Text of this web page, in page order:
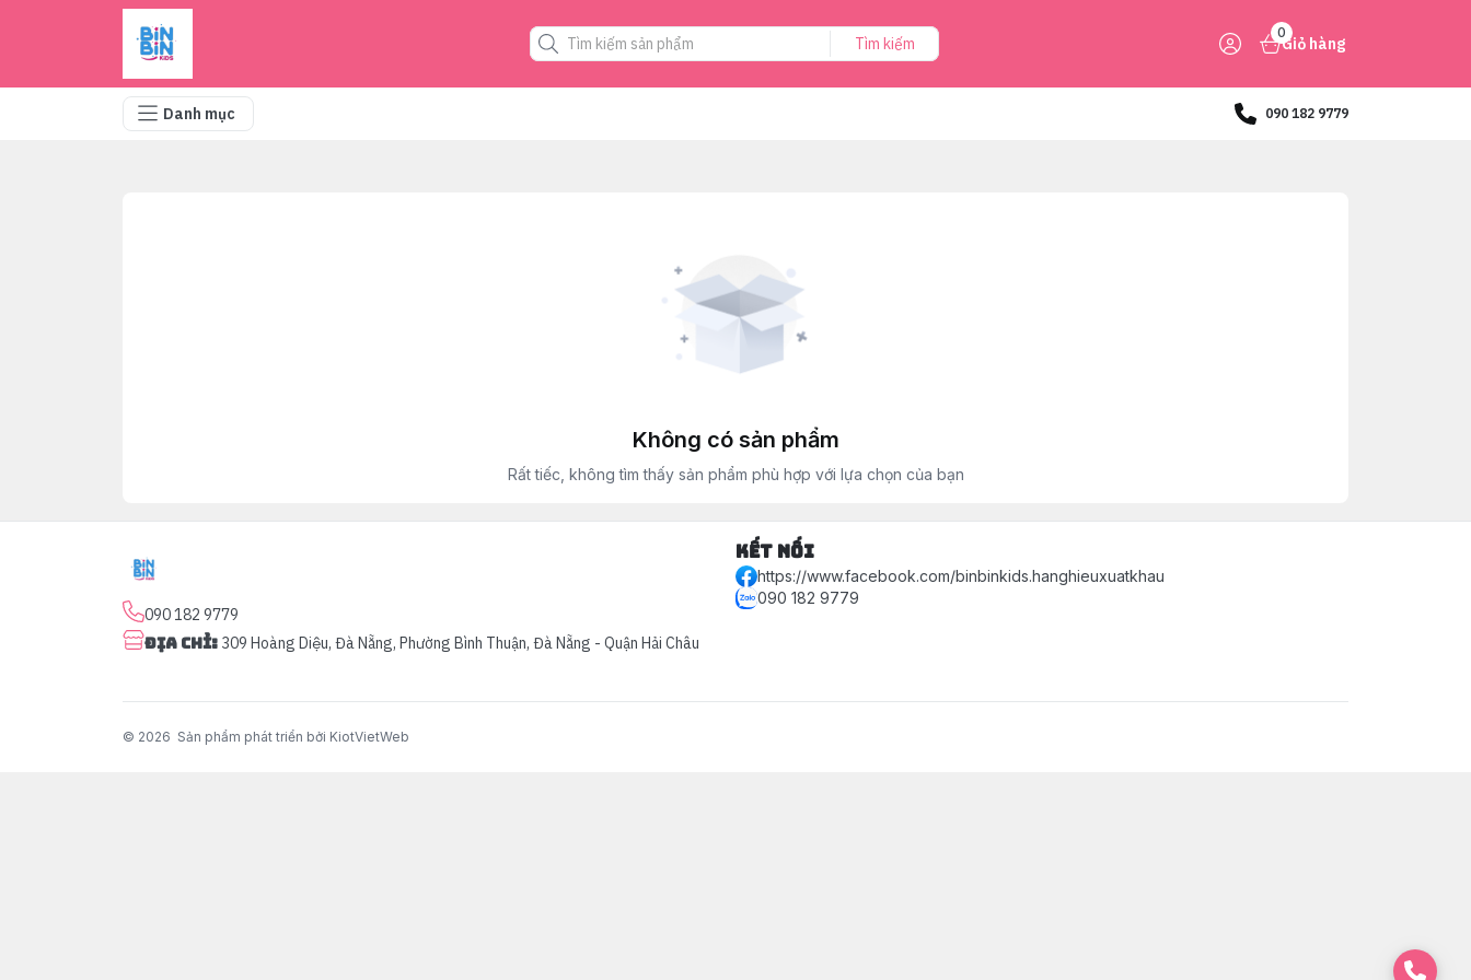
Tìm kiếm
0
Giỏ hàng
Danh mục 090 182 9779
Không có sản phẩm
Rất tiếc, không tìm thấy sản phẩm phù hợp với lựa chọn của bạn
090 182 9779
Địa chỉ: 309 Hoàng Diệu, Đà Nẵng, Phường Bình Thuận, Đà Nẵng - Quận Hải Châu
Kết nối
https://www.facebook.com/binbinkids.hanghieuxuatkhau
090 182 9779
© 2026 Sản phẩm phát triển bởi KiotVietWeb